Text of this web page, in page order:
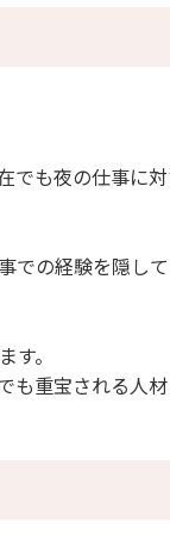
でも夜の仕事に
での経験を隠し
。
も重宝される人